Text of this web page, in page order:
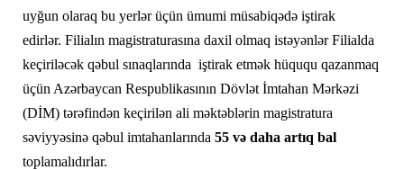
uyğun olaraq bu yerlər üçün ümumi müsabiqədə iştirak
edirlər. Filialın magistraturasına daxil olmaq istəyənlər Filialda
keçiriləcək qəbul sınaqlarında iştirak etmək hüququ qazanmaq
üçün Azərbaycan Respublikasının Dövlət İmtahan Mərkəzi
(DİM) tərəfindən keçirilən ali məktəblərin magistratura
səviyyəsinə qəbul imtahanlarında 55 və daha artıq bal
toplamalıdırlar.